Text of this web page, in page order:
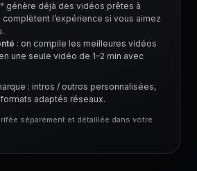
génère déjà des vidéos prêtes à
l’expérience si vous aimez
: on compile les meilleures vidéos
une seule vidéo de 1–2 min avec
: intros / outros personnalisées,
adaptés réseaux.
séparément et détaillée dans votre